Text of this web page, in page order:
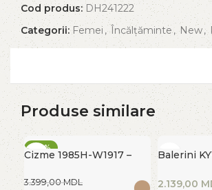
Cod produs: DH241222
Categorii: Femei , Încălțăminte , New,
Produse similare
-40%
Cizme 1985H-W1917 –
3.399,00MDL
Balerini